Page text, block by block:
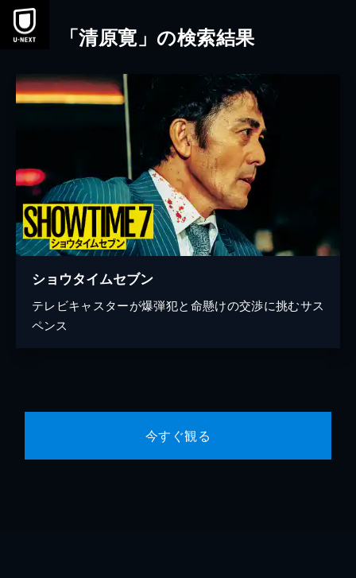
本文へスキップ
「清原寛」の検索結果
ショウタイムセブン
テレビキャスターが爆弾犯と命懸けの交渉に挑むサス
ペンス
今すぐ観る